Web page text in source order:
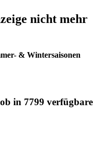
nicht mehr
& Wintersaisonen
in 7799 verfügbare